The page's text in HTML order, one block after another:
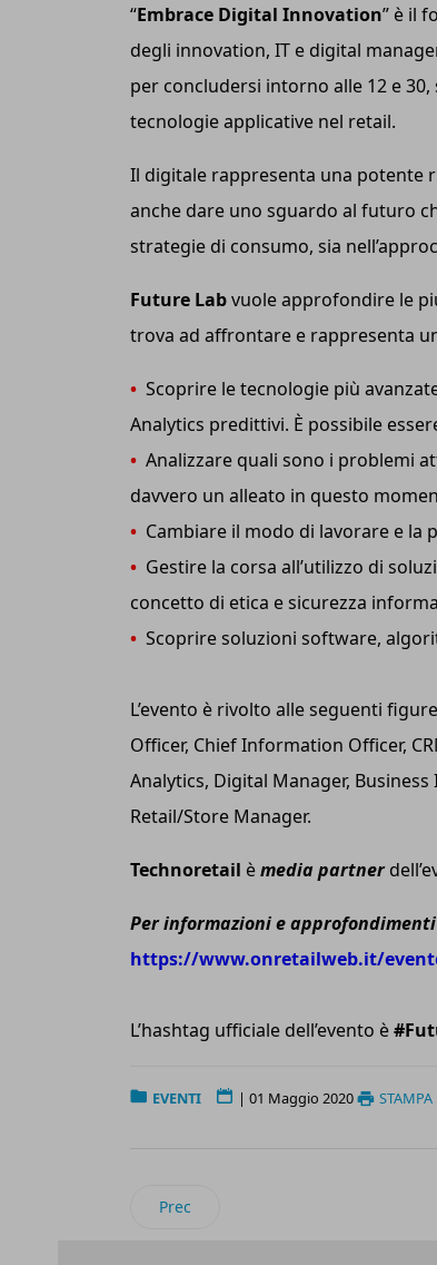
“Embrace Digital Innovation” è il
degli innovation, IT e digital
per concludersi intorno alle 12 e
tecnologie applicative nel retail.
Il digitale rappresenta una potente
anche dare uno sguardo al futuro
strategie di consumo, sia
Future Labvuole approfondire le
trova ad affrontare e rappresenta
• Scoprire le tecnologie più
Analytics predittivi. È possibile
• Analizzare quali sono i problemi
davvero un alleato in questo
• Cambiare il modo di lavorare e la
• Gestire la corsa all’utilizzo di
concetto di etica e sicurezza
• Scoprire soluzioni software,
L’evento è rivolto alle seguenti
Officer, Chief Information Officer,
Analytics, Digital Manager,
Retail/Store Manager.
Technoretail èmedia partner
Per informazioni e
https://www.onretailweb.it/
L’hashtag ufficiale dell’evento è
EVENTI | 01 Maggio 2020 STAMPA
Articolo precedente: Retail Business
Prec